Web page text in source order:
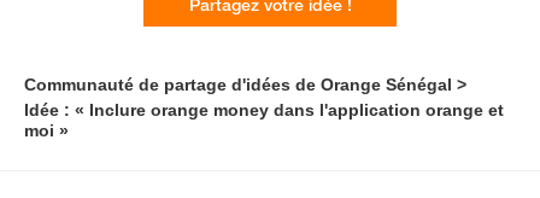
Partagez votre idée !
Communauté de partage d'idées de Orange Sénégal
Idée : « Inclure orange money dans l'application orange et
moi »